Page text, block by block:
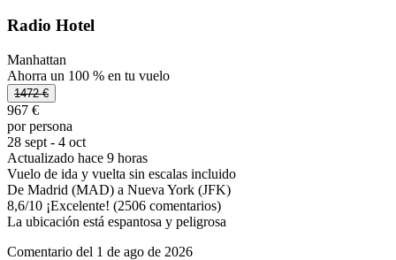
Radio Hotel
Manhattan
Ahorra un 100 % en tu vuelo
1472 €
967 €
por persona
28 sept - 4 oct
Actualizado hace 9 horas
Vuelo de ida y vuelta sin escalas incluido
De Madrid (MAD) a Nueva York (JFK)
8,6/10 ¡Excelente! (2506 comentarios)
La ubicación está espantosa y peligrosa
Comentario del 1 de ago de 2026